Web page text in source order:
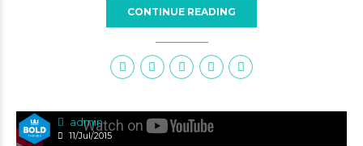
CONTINUE READING
admin
11/Jul/2015